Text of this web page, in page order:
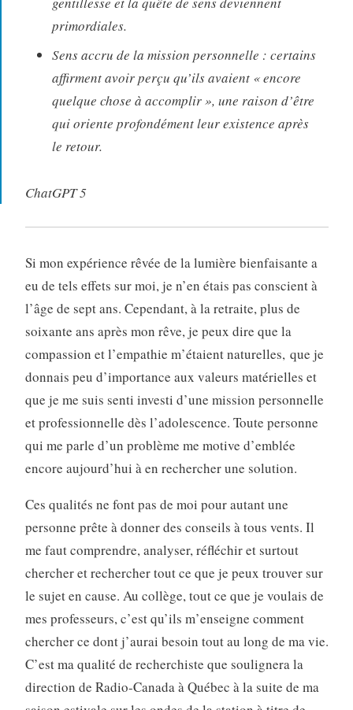
primordiales.
Sens accru de la mission personnelle : certains
affirment avoir perçu qu’ils avaient « encore
quelque chose à accomplir », une raison d’être
qui oriente profondément leur existence après
le retour.
ChatGPT 5
Si mon expérience rêvée de la lumière bienfaisante a
eu de tels effets sur moi, je n’en étais pas conscient à
l’âge de sept ans. Cependant, à la retraite, plus de
soixante ans après mon rêve, je peux dire que la
compassion et l’empathie m’étaient naturelles, que je
donnais peu d’importance aux valeurs matérielles et
que je me suis senti investi d’une mission personnelle
et professionnelle dès l’adolescence. Toute personne
qui me parle d’un problème me motive d’emblée
encore aujourd’hui à en rechercher une solution.
Ces qualités ne font pas de moi pour autant une
personne prête à donner des conseils à tous vents. Il
me faut comprendre, analyser, réfléchir et surtout
chercher et rechercher tout ce que je peux trouver sur
le sujet en cause. Au collège, tout ce que je voulais de
mes professeurs, c’est qu’ils m’enseigne comment
chercher ce dont j’aurai besoin tout au long de ma vie.
C’est ma qualité de recherchiste que soulignera la
direction de Radio-Canada à Québec à la suite de ma